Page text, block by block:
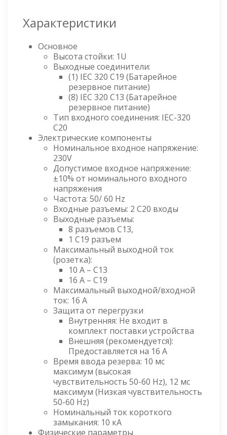
Характеристики
Основное
Высота стойки: 1U
Выходные соединители:
(1) IEC 320 C19 (Батарейное
резервное питание)
(8) IEC 320 C13 (Батарейное
резервное питание)
Тип входного соединения: IEC-320
C20
Электрические компоненты
Номинальное входное напряжение:
230V
Допустимое входное напряжение:
±10% от номинального входного
напряжения
Частота: 50/ 60 Hz
Входные разъемы: 2 C20 входы
Выходные разъемы:
8 разъемов C13,
1 C19 разъем
Максимальный выходной ток
(розетка):
10 A – C13
16 A – C19
Максимальный выходной/входной
ток: 16 А
Защита от перегрузки
Внутренняя: Не входит в
комплект поставки устройства
Внешняя (рекомендуется):
Предоставляется на 16 A
Время ввода резерва: 10 мс
максимум (высокая
чувствительность 50-60 Hz), 12 мс
максимум (Низкая чувствительность
50-60 Hz)
Номинальный ток короткого
замыкания: 10 кА
Физические параметры